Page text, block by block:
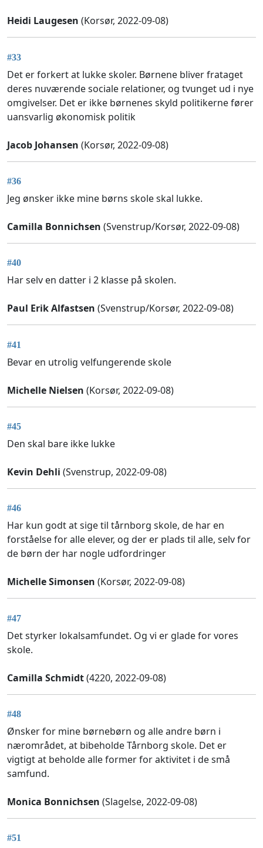
Heidi Laugesen (Korsør, 2022-09-08)
#33
Det er forkert at lukke skoler. Børnene bliver frataget
deres nuværende sociale relationer, og tvunget ud i nye
omgivelser. Det er ikke børnenes skyld politikerne fører
uansvarlig økonomisk politik
Jacob Johansen (Korsør, 2022-09-08)
#36
Jeg ønsker ikke mine børns skole skal lukke.
Camilla Bonnichsen (Svenstrup/Korsør, 2022-09-08)
#40
Har selv en datter i 2 klasse på skolen.
Paul Erik Alfastsen (Svenstrup/Korsør, 2022-09-08)
#41
Bevar en utrolig velfungerende skole
Michelle Nielsen (Korsør, 2022-09-08)
#45
Den skal bare ikke lukke
Kevin Dehli (Svenstrup, 2022-09-08)
#46
Har kun godt at sige til tårnborg skole, de har en
forståelse for alle elever, og der er plads til alle, selv for
de børn der har nogle udfordringer
Michelle Simonsen (Korsør, 2022-09-08)
#47
Det styrker lokalsamfundet. Og vi er glade for vores
skole.
Camilla Schmidt(4220, 2022-09-08)
#48
Ønsker for mine børnebørn og alle andre børn i
nærområdet, at bibeholde Tårnborg skole. Det er
vigtigt at beholde alle former for aktivitet i de små
samfund.
Monica Bonnichsen (Slagelse, 2022-09-08)
#51